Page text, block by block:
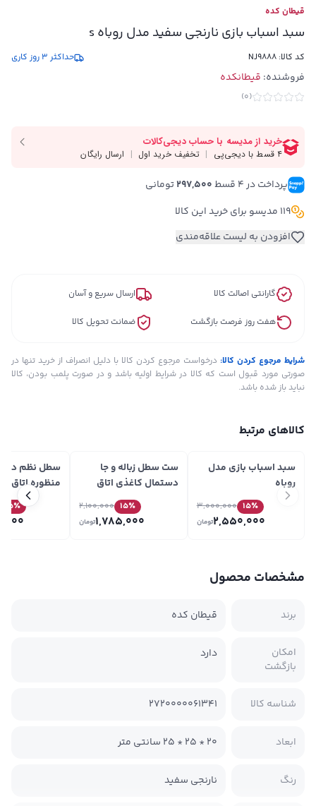
قیطان کده
سبد اسباب بازی نارنجی سفید مدل روباه s
کد کالا: NJ9888 حداکثر 3 روز کاری
فروشنده: قیطانکده
(
0
)
پرداخت در ۴ قسط 297,500 تومانی
119 مدیسو برای خرید این کالا
افزودن به لیست علاقه‌مندی
گارانتی اصالت کالا ارسال سریع و آسان
هفت روز فرصت بازگشت ضمانت تحویل کالا
شرایط مرجوع کردن کالا: درخواست مرجوع کردن کالا با دلیل انصراف از خرید تنها در
صورتی مورد قبول است که کالا در شرایط اولیه باشد و در صورت پلمب بودن، کالا
نباید باز شده باشد.
کالاهای مرتبط
سبد اسباب بازی مدل
روباه
15٪ 3,000,000
2,550,000تومان
ست سطل زباله و جا
دستمال کاغذی اتاق
کودک رنگین کمان
مجموعه ۲ عددی
15٪ 2,100,000
1,785,000تومان
سطل نظم
منظوره اتاق
طوسی روشن
لالیپاپ مدل RB
15٪
مشخصات محصول
برند قیطان کده
امکان
بازگشت
دارد
شناسه کالا 2720000061341
ابعاد ‫20 * 25 * 25 سانتی متر‬
رنگ نارنجی سفید